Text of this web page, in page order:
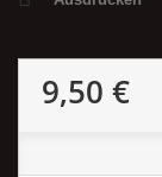
9,50 €